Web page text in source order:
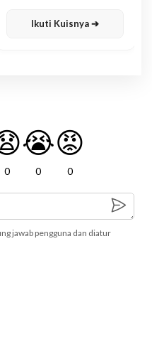
Ikuti Kuisnya ➔
0
😭
0
😡
0
jawab pengguna dan diatur